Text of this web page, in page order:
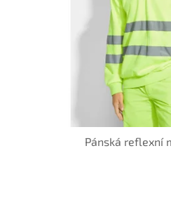
Pánská reflexní